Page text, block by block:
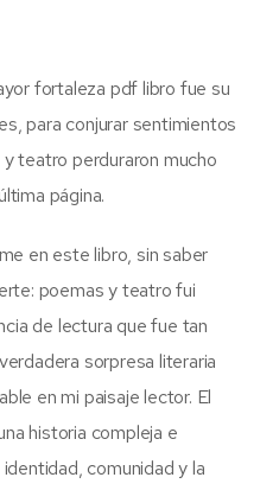
fortaleza pdf libro fue su
para conjurar sentimientos
teatro perduraron mucho
página.
en este libro, sin saber
poemas y teatro fui
de lectura que fue tan
sorpresa literaria
en mi paisaje lector. El
historia compleja e
comunidad y la